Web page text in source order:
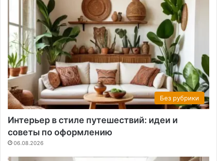
Без рубрики
Интерьер в стиле путешествий: идеи и
советы по оформлению
06.08.2026